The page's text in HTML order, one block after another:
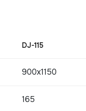
DJ-115
900х1150
165